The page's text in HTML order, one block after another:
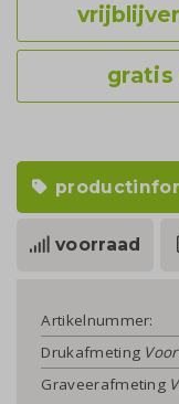
gratis
voorraad
Artikelnummer:
Drukafmeting
Graveerafmeting